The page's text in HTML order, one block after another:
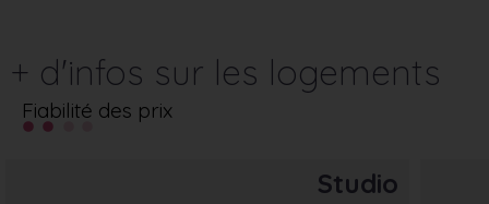
+ d'infos sur les logements
Fiabilité des prix
Studio